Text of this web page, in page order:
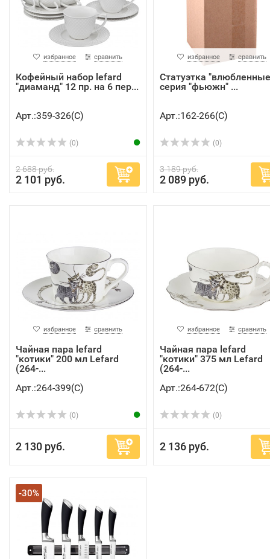
избранное сравнить
Кофейный набор lefard
"диаманд" 12 пр. на 6 пер...
Арт.:359-326(C)
(0)
2 688 руб.
2 101 руб.
избранное сравнить
Статуэтка
серия "фьюжн" ...
Арт.:162-266(C)
(0)
3 189 руб.
2 089 руб.
избранное сравнить
Чайная пара lefard
"котики" 200 мл Lefard
(264-...
Арт.:264-399(C)
(0)
2 130 руб.
избранное сравнить
Чайная пара lefard
"котики" 375 мл Lefard
(264-...
Арт.:264-672(C)
(0)
2 136 руб.
-30%